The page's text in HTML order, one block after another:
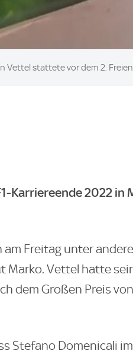
Vettel stattete vor dem 2.
Karriereende 2022 in
Freitag unter
Vettel hatte
dem Großen Preis
Stefano Domenicali